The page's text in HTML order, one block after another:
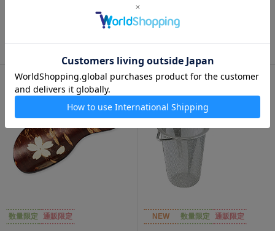
オリジナル・ドザール スコッ
オリジナル・ドザール スプー
ン型（シルバー）
数量限定 通販限定 NEW 数量限定 通販限定